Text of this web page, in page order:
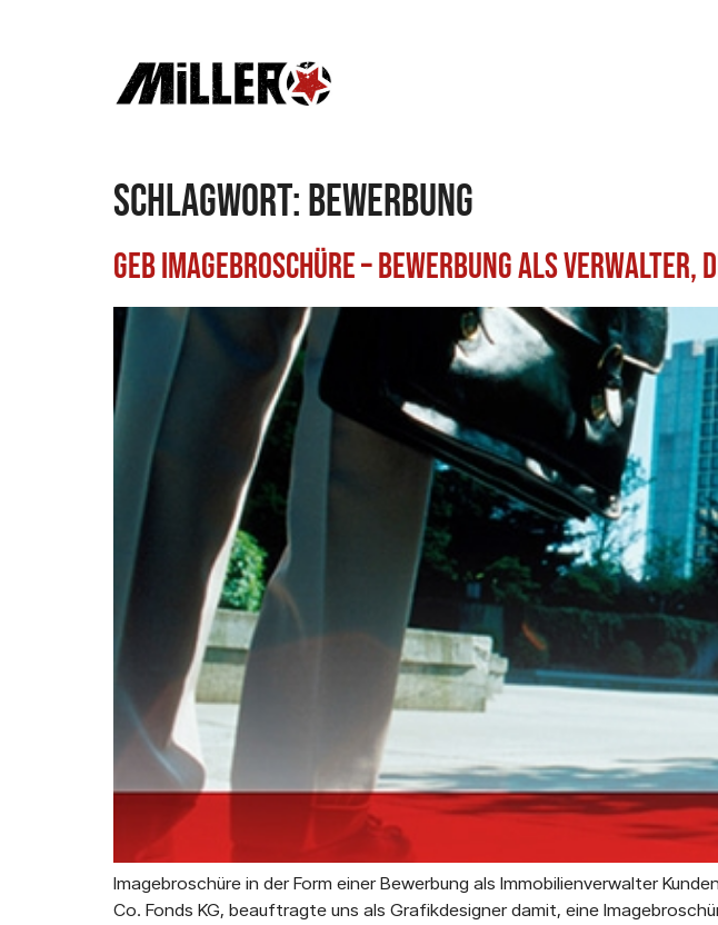
Schlagwort:Bewerbung
GEB Imagebroschüre – Bewerbung als Verwalter,
Imagebroschüre in der Form einer Bewerbung als Immobilienverwalter
Co. Fonds KG, beauftragte uns als Grafikdesigner damit, eine